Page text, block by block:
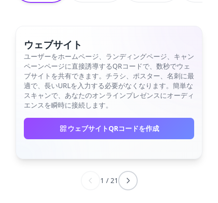
ウェブサイト
ユーザーをホームページ、ランディングページ、キャン
ペーンページに直接誘導するQRコードで、数秒でウェ
ブサイトを共有できます。チラシ、ポスター、名刺に最
適で、長いURLを入力する必要がなくなります。簡単な
スキャンで、あなたのオンラインプレゼンスにオーディ
エンスを瞬時に接続します。
ウェブサイトQRコードを作成
1 / 21